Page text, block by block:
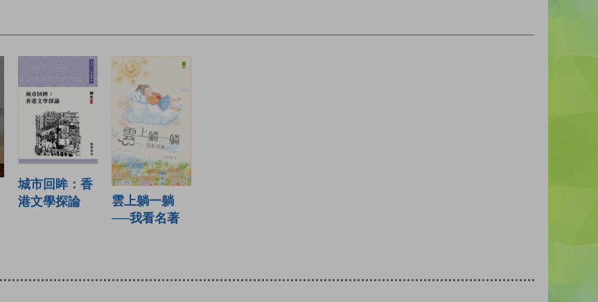
城市回眸：香
港文學探論
雲上躺一躺
──我看名著